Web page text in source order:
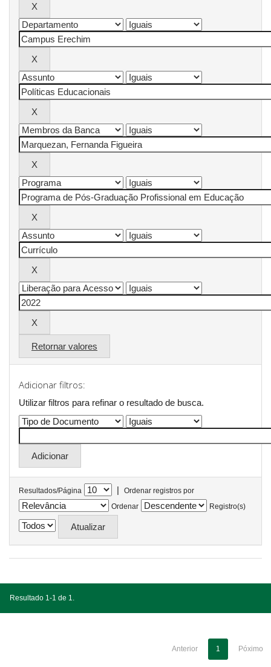
Retornar valores
Adicionar filtros:
Utilizar filtros para refinar o resultado de busca.
Resultados/Página |
Ordenar registros por
Ordenar
Registro(s)
Resultado 1-1 de 1.
Anterior 1 Póximo